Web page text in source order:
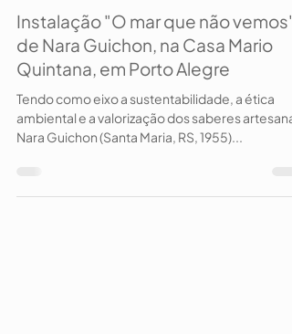
8 de jun. de 2022
2 min de leitura
Instalação "O mar que não vemos",
de Nara Guichon, na Casa Mario
Quintana, em Porto Alegre
Tendo como eixo a sustentabilidade, a ética